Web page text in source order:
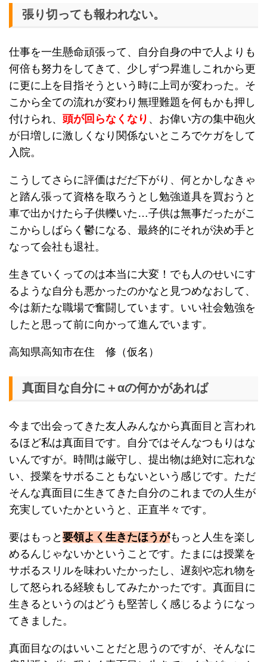
張り切っても報われない。
仕事を一生懸命頑張って、自分自身の中で人よりも
何倍も努力をしてきて、少しずつ昇進しこれから更
に更に上を目指そうという時に上司が変わった。そ
こから全ての流れが変わり無理難題を何もかも押し
付けられ、 頭が回らなくなり 、お偉い方の集中砲火
が日増しに激しくなり関係ないところでケガをして
入院。
こうしてさらに評価はだだ下がり、何とかしなきゃ
と踏ん張って資格を取ろうとし勉強道具を買おうと
車で出かけたら子供轢いた…子供は無事だったがこ
こからしばらく鬱になる、最終的にそれが決め手と
なって会社も退社。
生きていくってのは本当に大変！でも人のせいにす
るような自分も悪かったのかなと見つめなおして、
今は新たな職場で奮闘しています。いい社会勉強を
したと思って前に向かって進んでいます。
高知県高知市在住 修（仮名）
真面目な自分に＋αの何かがあれば
今まで出会ってきた友人みんなから真面目と言われ
るほど私は真面目です。自分ではそんなつもりはな
いんですが。時間は厳守し、提出物は絶対に忘れな
い、授業をサボることもないという感じです。ただ
そんな真面目に生きてきた自分のこれまでの人生が
充実していたかというと、正直半々です。
要はもっと 要領よく生きたほうがもっと人生を楽し
めるんじゃないかということです。たまには授業を
サボるスリルを味わいたかったし、遅刻や忘れ物を
して怒られる経験もしてみたかったです。真面目に
生きるというのはどうも堅苦しく感じるようになっ
てきました。
真面目なのはいいことだと思うのですが、そんなに